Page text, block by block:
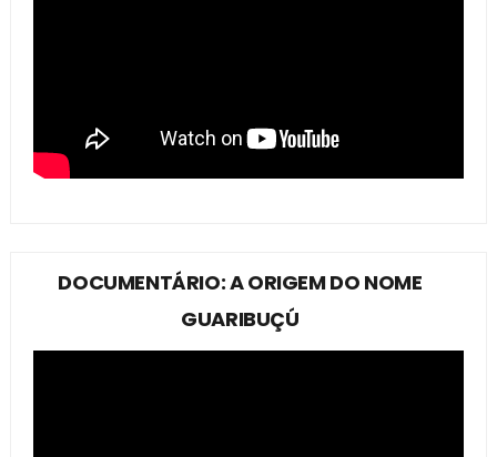
DOCUMENTÁRIO: A ORIGEM DO NOME
GUARIBUÇÚ